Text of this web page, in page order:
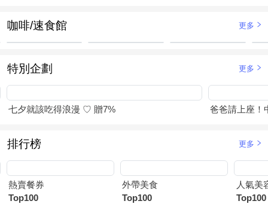
咖啡/速食館 更多
特別企劃 更多
七夕就該吃得浪漫 ♡ 贈7% 爸爸請上座！
排行榜 更多
熱賣餐券
Top100
外帶美食
Top100
人氣美
Top100